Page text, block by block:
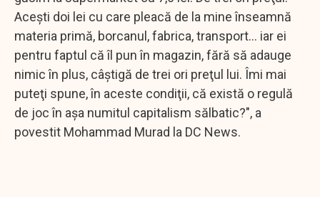
Aceşti doi lei cu care pleacă de la mine înseamnă
materia primă, borcanul, fabrica, transport... iar ei
pentru faptul că îl pun în magazin, fără să adauge
nimic în plus, câştigă de trei ori preţul lui. Îmi mai
puteţi spune, în aceste condiţii, că există o regulă
de joc în aşa numitul capitalism sălbatic?", a
povestit Mohammad Murad la DC News.